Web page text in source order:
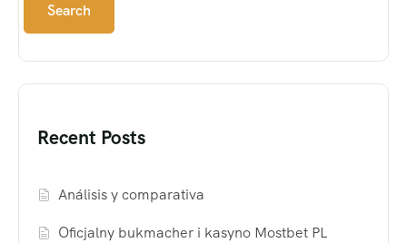
Search
Recent Posts
Análisis y comparativa
Oficjalny bukmacher i kasyno Mostbet PL